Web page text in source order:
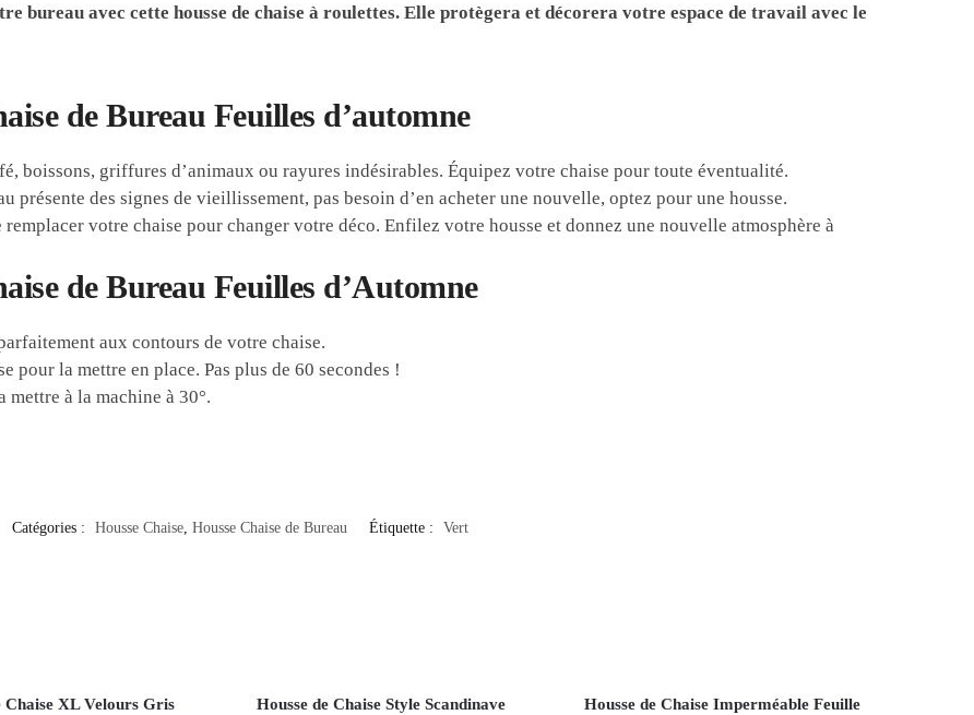
bureau avec cette housse de chaise à roulettes. Elle protègera et décorera votre espace de travail avec le
de Bureau Feuilles d’automne
boissons, griffures d’animaux ou rayures indésirables. Équipez votre chaise pour toute éventualité.
présente des signes de vieillissement, pas besoin d’en acheter une nouvelle, optez pour une housse.
remplacer votre chaise pour changer votre déco. Enfilez votre housse et donnez une nouvelle atmosphère à
de Bureau Feuilles d’Automne
aux contours de votre chaise.
pour la mettre en place. Pas plus de 60 secondes !
mettre à la machine à 30°.
Catégories : Housse Chaise, Housse Chaise de Bureau Étiquette : Vert
Chaise XL Velours Gris Housse de Chaise Style Scandinave
Housse de Chaise Imperméable Feuille